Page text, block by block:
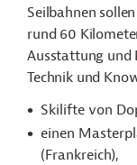
Seilbahnen
rund 60
Ausstattung und
Technik und
Skilifte von
einen
(Frankreich),